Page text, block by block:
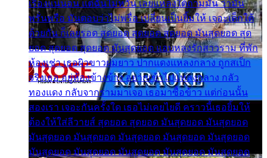
เรื่องแน่นอน แต่ฉันไม่หวั่น เลยแหลงใต้ถามมัน ว่ามัน
พรั่นพรือ มันตอบว่าไม่พรื่อ เปลี่ยนเป็นยิ้มให้ เจอะเด็กใต้
ด้วยกัน ก็เลยรอด สุดยอด สุดยอด สุดยอด มันสุดยอด สุด
ยอด สุดยอด สุดยอด มันสุดยอด แอบหลงรักสาวราม ที่พัก
ห้องเช่า เธอผิวขาวผมยาว ปากแดงแหลงกลาง ถูกสเป็ก
จริงเธอ อยู่ห้องข้างข้าง อยากเข้าไปแหลงกลาง กลัว
ทองแดง กลับจากรามมาเจอ เธอมาซื้อข้าว แต่ก่อนนั้น
สองเรา เจอะกันครั้งใด เธอไม่เคยไยดี คราวนี้เธอยิ้มให้
ต้องให้ใส่ลีวายส์ สุดยอด สุดยอด มันสุดยอด มันสุดยอด
มันสุดยอด มันสุดยอด มันสุดยอด มันสุดยอด มันสุดยอด
มันสุดยอด มันสุดยอด มันสุดยอด มันสุดยอด มันสุดยอด